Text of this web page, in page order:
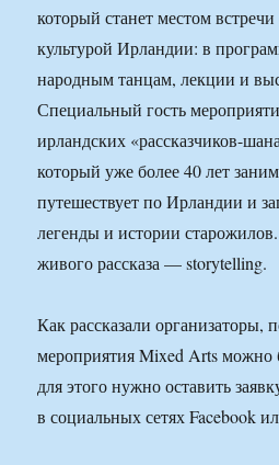
который станет местом
культурой Ирландии: в
народным танцам, лекции и
Специальный гость
ирландских «рассказчиков-
который уже более 40 лет
путешествует по Ирландии и
легенды и истории
живого рассказа — storytelling.
Как рассказали организаторы,
мероприятия Mixed Arts можно
для этого нужно оставить
в социальных сетях Facebook